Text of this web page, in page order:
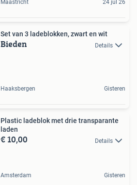
Maastricht 24 jul 26
Set van 3 ladeblokken, zwart en wit
Bieden Details
Haaksbergen Gisteren
Plastic ladeblok met drie transparante
laden
€ 10,00 Details
Amsterdam Gisteren